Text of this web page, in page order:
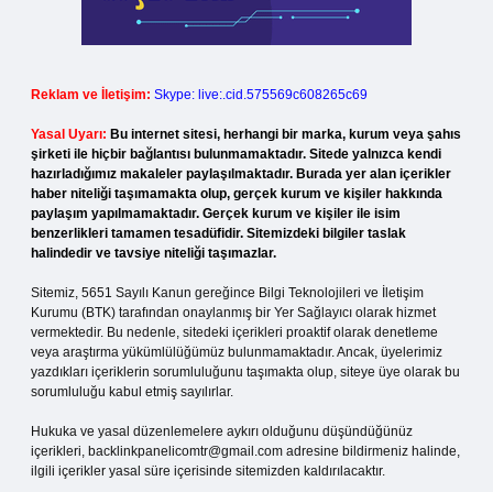
Reklam ve İletişim: Skype: live:.cid.575569c608265c69
Yasal Uyarı: Bu internet sitesi, herhangi bir marka, kurum veya şahıs
şirketi ile hiçbir bağlantısı bulunmamaktadır. Sitede yalnızca kendi
hazırladığımız makaleler paylaşılmaktadır. Burada yer alan içerikler
haber niteliği taşımamakta olup, gerçek kurum ve kişiler hakkında
paylaşım yapılmamaktadır. Gerçek kurum ve kişiler ile isim
benzerlikleri tamamen tesadüfidir. Sitemizdeki bilgiler taslak
halindedir ve tavsiye niteliği taşımazlar.
Sitemiz, 5651 Sayılı Kanun gereğince Bilgi Teknolojileri ve İletişim
Kurumu (BTK) tarafından onaylanmış bir Yer Sağlayıcı olarak hizmet
vermektedir. Bu nedenle, sitedeki içerikleri proaktif olarak denetleme
veya araştırma yükümlülüğümüz bulunmamaktadır. Ancak, üyelerimiz
yazdıkları içeriklerin sorumluluğunu taşımakta olup, siteye üye olarak bu
sorumluluğu kabul etmiş sayılırlar.
Hukuka ve yasal düzenlemelere aykırı olduğunu düşündüğünüz
içerikleri, backlinkpanelicomtr@gmail.com adresine bildirmeniz halinde,
ilgili içerikler yasal süre içerisinde sitemizden kaldırılacaktır.